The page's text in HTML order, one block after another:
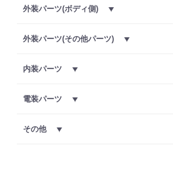
外装パーツ(ボディ側)
外装パーツ(その他パーツ)
内装パーツ
電装パーツ
その他